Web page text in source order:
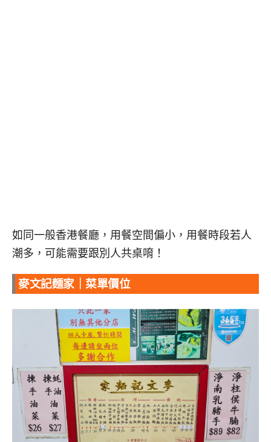
如同一般香港餐廳，用餐空間偏小，用餐時段若人
潮多，可能需要跟別人共桌唷！
麥文記麵家｜菜單價位